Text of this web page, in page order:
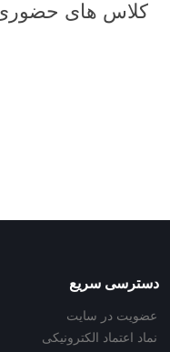
کلاس های
دسترسی سریع
عضویت در سایت
نماد اعتماد الکترونیکی